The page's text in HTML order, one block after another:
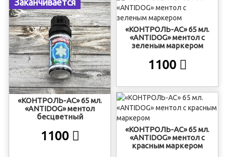
Заканчивается
«КОНТРОЛЬ-АС» 65 мл.
«ANTIDOG» ментол
бесцветный
1100
«КОНТРОЛЬ-АС» 65 мл.
«ANTIDOG» ментол с
зеленым маркером
1100
«КОНТРОЛЬ-АС» 65 мл.
«ANTIDOG» ментол с
красным маркером